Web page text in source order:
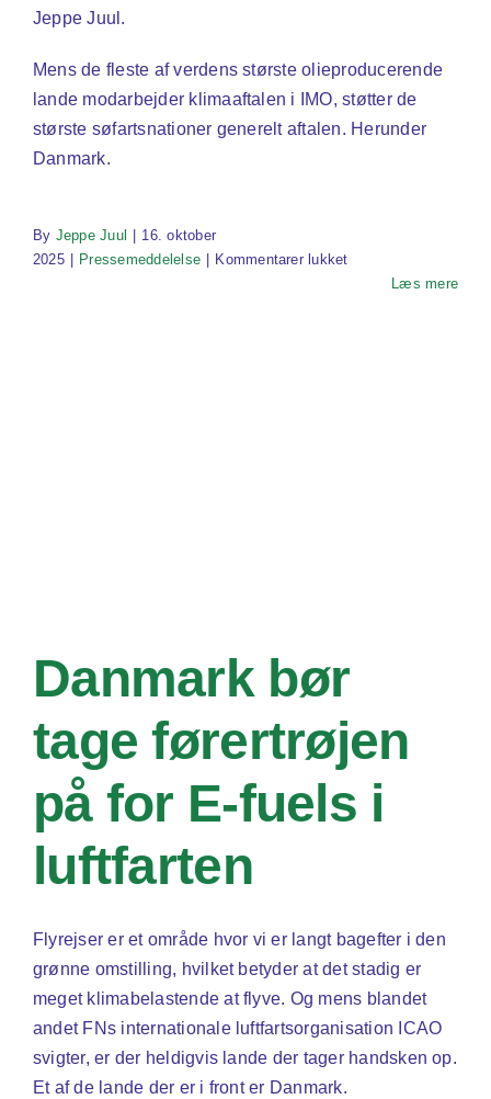
Jeppe Juul.
Mens de fleste af verdens største olieproducerende
lande modarbejder klimaaftalen i IMO, støtter de
største søfartsnationer generelt aftalen. Herunder
Danmark.
By Jeppe Juul
16. oktober
2025
Pressemeddelelse Kommentarer lukkettil
Læs mere
Danmark bør
tage førertrøjen
på for E-fuels i
luftfarten
Flyrejser er et område hvor vi er langt bagefter i den
grønne omstilling, hvilket betyder at det stadig er
meget klimabelastende at flyve. Og mens blandet
andet FNs internationale luftfartsorganisation ICAO
svigter, er der heldigvis lande der tager handsken op.
Et af de lande der er i front er Danmark.